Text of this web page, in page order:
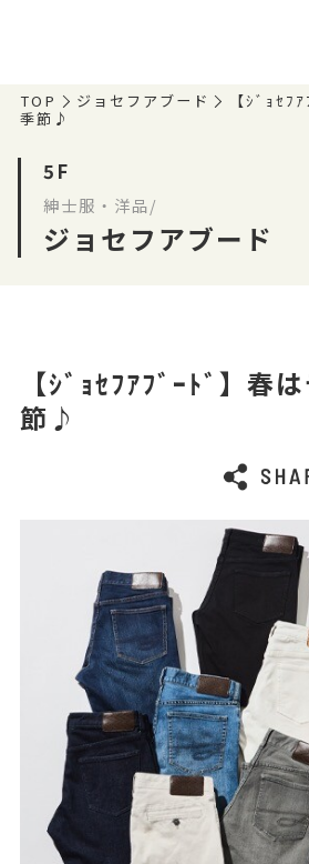
TOP ジョセフアブード
【ｼﾞｮｾﾌ
季節♪
5F
紳士服・洋品/
ジョセフアブード
【ｼﾞｮｾﾌｱﾌﾞｰﾄﾞ】春
節♪